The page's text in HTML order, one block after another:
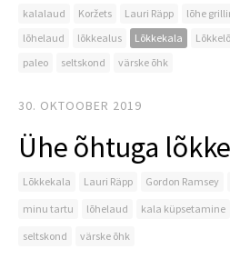
kalalaud
Koržets Lauri Räpp lõhe
lõhelaud
lõkkealus Lõkkekala
paleo
seltskond värske õhk
30. OKTOOBER 2019
Ühe õhtuga
Lõkkekala Lauri Räpp Gordon Ramsey
minu tartu
lõhelaud kala küpsetamine
seltskond
värske õhk